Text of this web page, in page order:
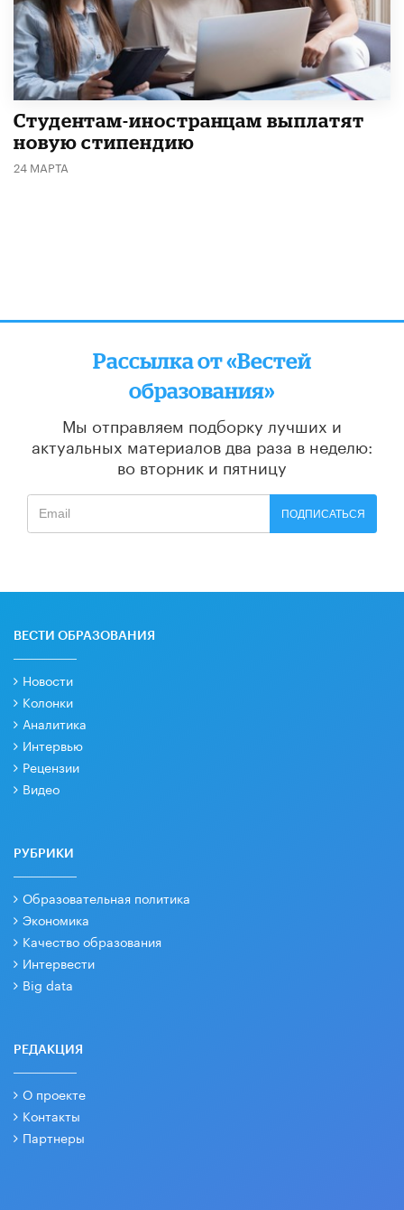
Студентам-иностранцам выплатят
новую стипендию
24 МАРТА
Рассылка от «Вестей
образования»
Мы отправляем подборку лучших и
актуальных материалов два раза в неделю:
во вторник и пятницу
ПОДПИСАТЬСЯ
ВЕСТИ ОБРАЗОВАНИЯ
Новости
Колонки
Аналитика
Интервью
Рецензии
Видео
РУБРИКИ
Образовательная политика
Экономика
Качество образования
Интервести
Big data
РЕДАКЦИЯ
О проекте
Контакты
Партнеры